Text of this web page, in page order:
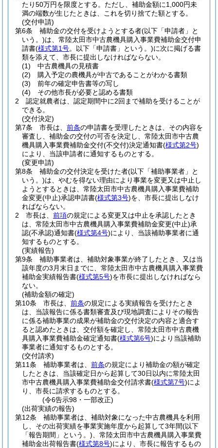
たり50万円を限度とする。 ただし、補助金額に1,000円未
満の端数が生じたときは、これを切り捨てた額とする。
(交付申請)
第6条
補助金の交付を受けようとする者(以下「申請者」と
いう。)は、常陸太田市中古農機具購入事業費補助金交付申
請書(様式第1号。以下「申請書」という。)に次に掲げる書
類を添えて、市長に提出しなければならない。
(1)
中古農機具の見積書
(2)
購入予定の農機具が中古であることがわかる書類
(3)
前年の確定申告書等の写し
(4)
その他市長が必要と認める書類
2
認定就農者は、認定期間中に2回まで補助を受けることが
できる。
(交付決定)
第7条
市長は、 前条の申請書を受理したときは、その内容を
審査し、補助金の交付の可否を決定し、常陸太田市中古農
機具購入事業費補助金交付(不交付)決定通知書(様式第2号)
により、当該申請者に通知するものとする。
(変更申請)
第8条
補助金の交付決定を受けた者(以下「補助事業者」と
いう。)は、やむを得ない理由により事業を変更又は中止し
ようとするときは、常陸太田市中古農機具購入事業費補助
金変更(中止)承認申請書(様式第3号)を、市長に提出しなけ
ればならない。
2
市長は、 前項の規定による変更又は中止を承認したとき
は、常陸太田市中古農機具購入事業費補助金変更(中止)承
認(不承認)通知書(様式第4号)により、当該補助事業者に通
知するものとする。
(実績報告)
第9条
補助事業者は、補助対象事業が終了したとき、又は当
該年度の3月末日までに、常陸太田市中古農機具購入事業費
補助金実績報告書(様式第5号)を市長に提出しなければなら
ない。
(補助金額の確定)
第10条
市長は、 前条の規定による実績報告を受けたとき
は、当該報告に係る書類審査及び現地調査によりその報告
に係る補助事業の成果が補助金の交付決定の内容と適合す
ると認めたときは、交付額を確定し、常陸太田市中古農機
具購入事業費補助金確定通知書(様式第6号)により当該補助
事業者に通知するものとする。
(交付請求)
第11条
補助事業者は、 前条の規定により補助金の額が確定
したときは、当該確定日から起算して30日以内に常陸太田
市中古農機具購入事業費補助金交付請求書(様式第7号)によ
り、市長に請求するものとする。
(令6告示98・一部改正)
(出荷実績の報告)
第12条
補助事業者は、補助対象になった中古農機具を利用
し、その出荷実績を事業実施年度から起算して3年間(以下
「報告期間」という。) 、常陸太田市中古農機具購入事業費
補助金出荷報告書(様式第8号)により、市長に報告するもの